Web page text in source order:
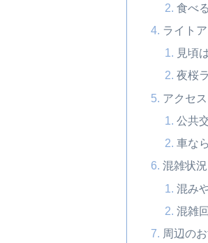
食べ
ライト
見頃
夜桜
アクセ
公共
車な
混雑状
混み
混雑
周辺の